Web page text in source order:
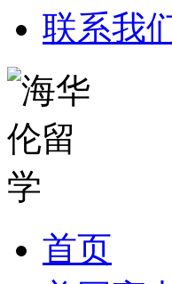
联系我
首页